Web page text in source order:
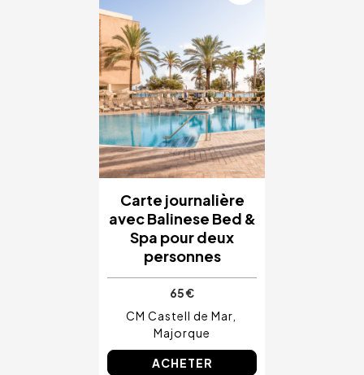
Carte journalière
avec Balinese Bed &
Spa pour deux
personnes
65 €
CM Castell de Mar
Majorque
ACHETER